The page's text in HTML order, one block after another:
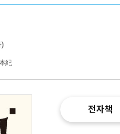
紀
전자책